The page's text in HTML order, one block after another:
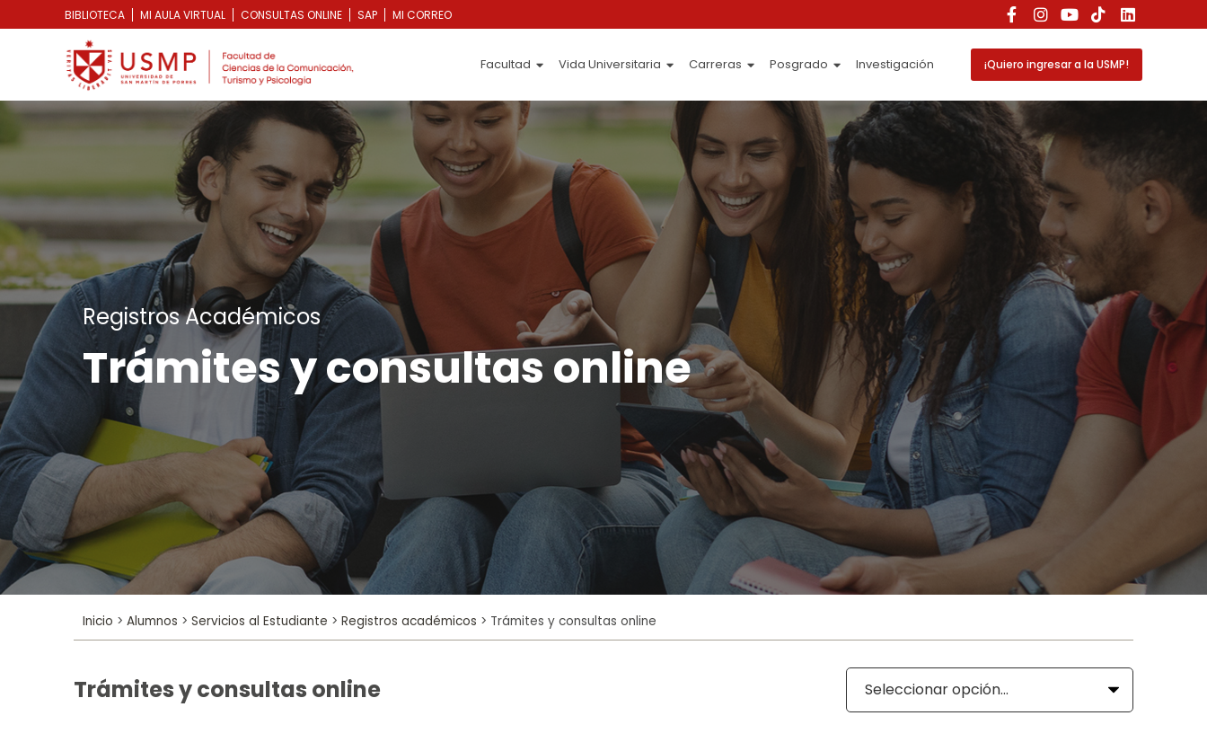
BIBLIOTECA MI AULA VIRTUAL CONSULTAS ONLINE SAP MI CORREO
Facultad Vida Universitaria Carreras Posgrado Investigación ¡Quiero ingresar a la USMP!
Registros Académicos
Trámites y consultas online
Inicio > Alumnos > Servicios al Estudiante > Registros académicos > Trámites y consultas online
Trámites y consultas online